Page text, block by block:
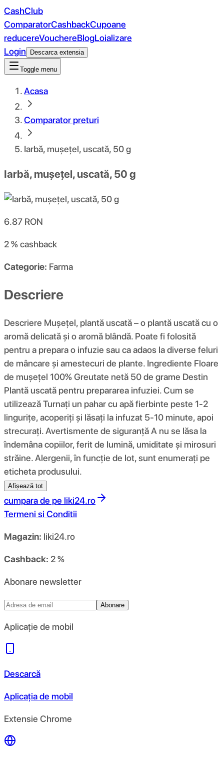
CashClub
ComparatorCashbackCupoane
reducereVouchereBlogLoializare
Login
Descarca extensia
Toggle menu
Acasa
Comparator preturi
Iarbă, mușețel, uscată, 50 g
Iarbă, mușețel, uscată, 50 g
6.87 RON
2 %cashback
Categorie: Farma
Descriere
Descriere Mușețel, plantă uscată – o plantă uscată cu o
aromă delicată și o aromă blândă. Poate fi folosită
pentru a prepara o infuzie sau ca adaos la diverse feluri
de mâncare și amestecuri de plante. Ingrediente Floare
de mușețel 100% Greutate netă 50 de grame Destin
Plantă uscată pentru prepararea infuziei. Cum se
utilizează Turnați un pahar cu apă fierbinte peste 1-2
lingurițe, acoperiți și lăsați la infuzat 5-10 minute, apoi
strecurați. Avertismente de siguranță A nu se lăsa la
îndemâna copiilor, ferit de lumină, umiditate și mirosuri
străine. Alergenii, în funcție de lot, sunt enumerați pe
eticheta produsului.
Afișează tot
cumpara de pe liki24.ro
Termeni si Conditii
Magazin: liki24.ro
Cashback: 2 %
Abonare newsletter
Abonare
Aplicație de mobil
Descarcă
Aplicația de mobil
Extensie Chrome